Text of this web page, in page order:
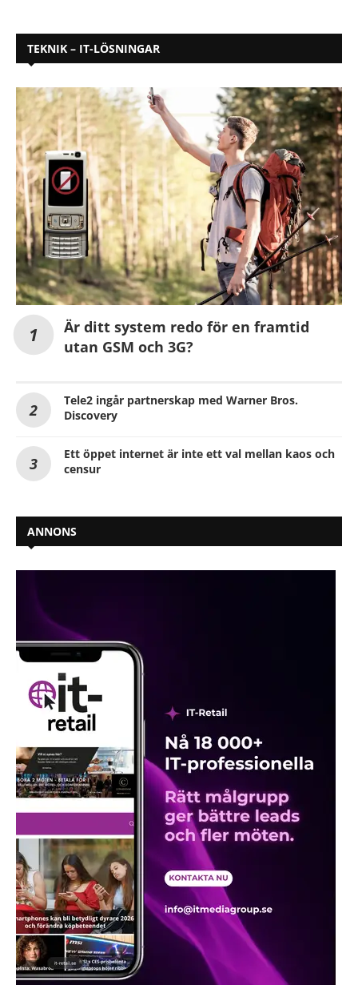
TEKNIK – IT-LÖSNINGAR
Är ditt system redo för en framtid
utan GSM och 3G?
Tele2 ingår partnerskap med Warner Bros.
Discovery
Ett öppet internet är inte ett val mellan kaos och
censur
ANNONS